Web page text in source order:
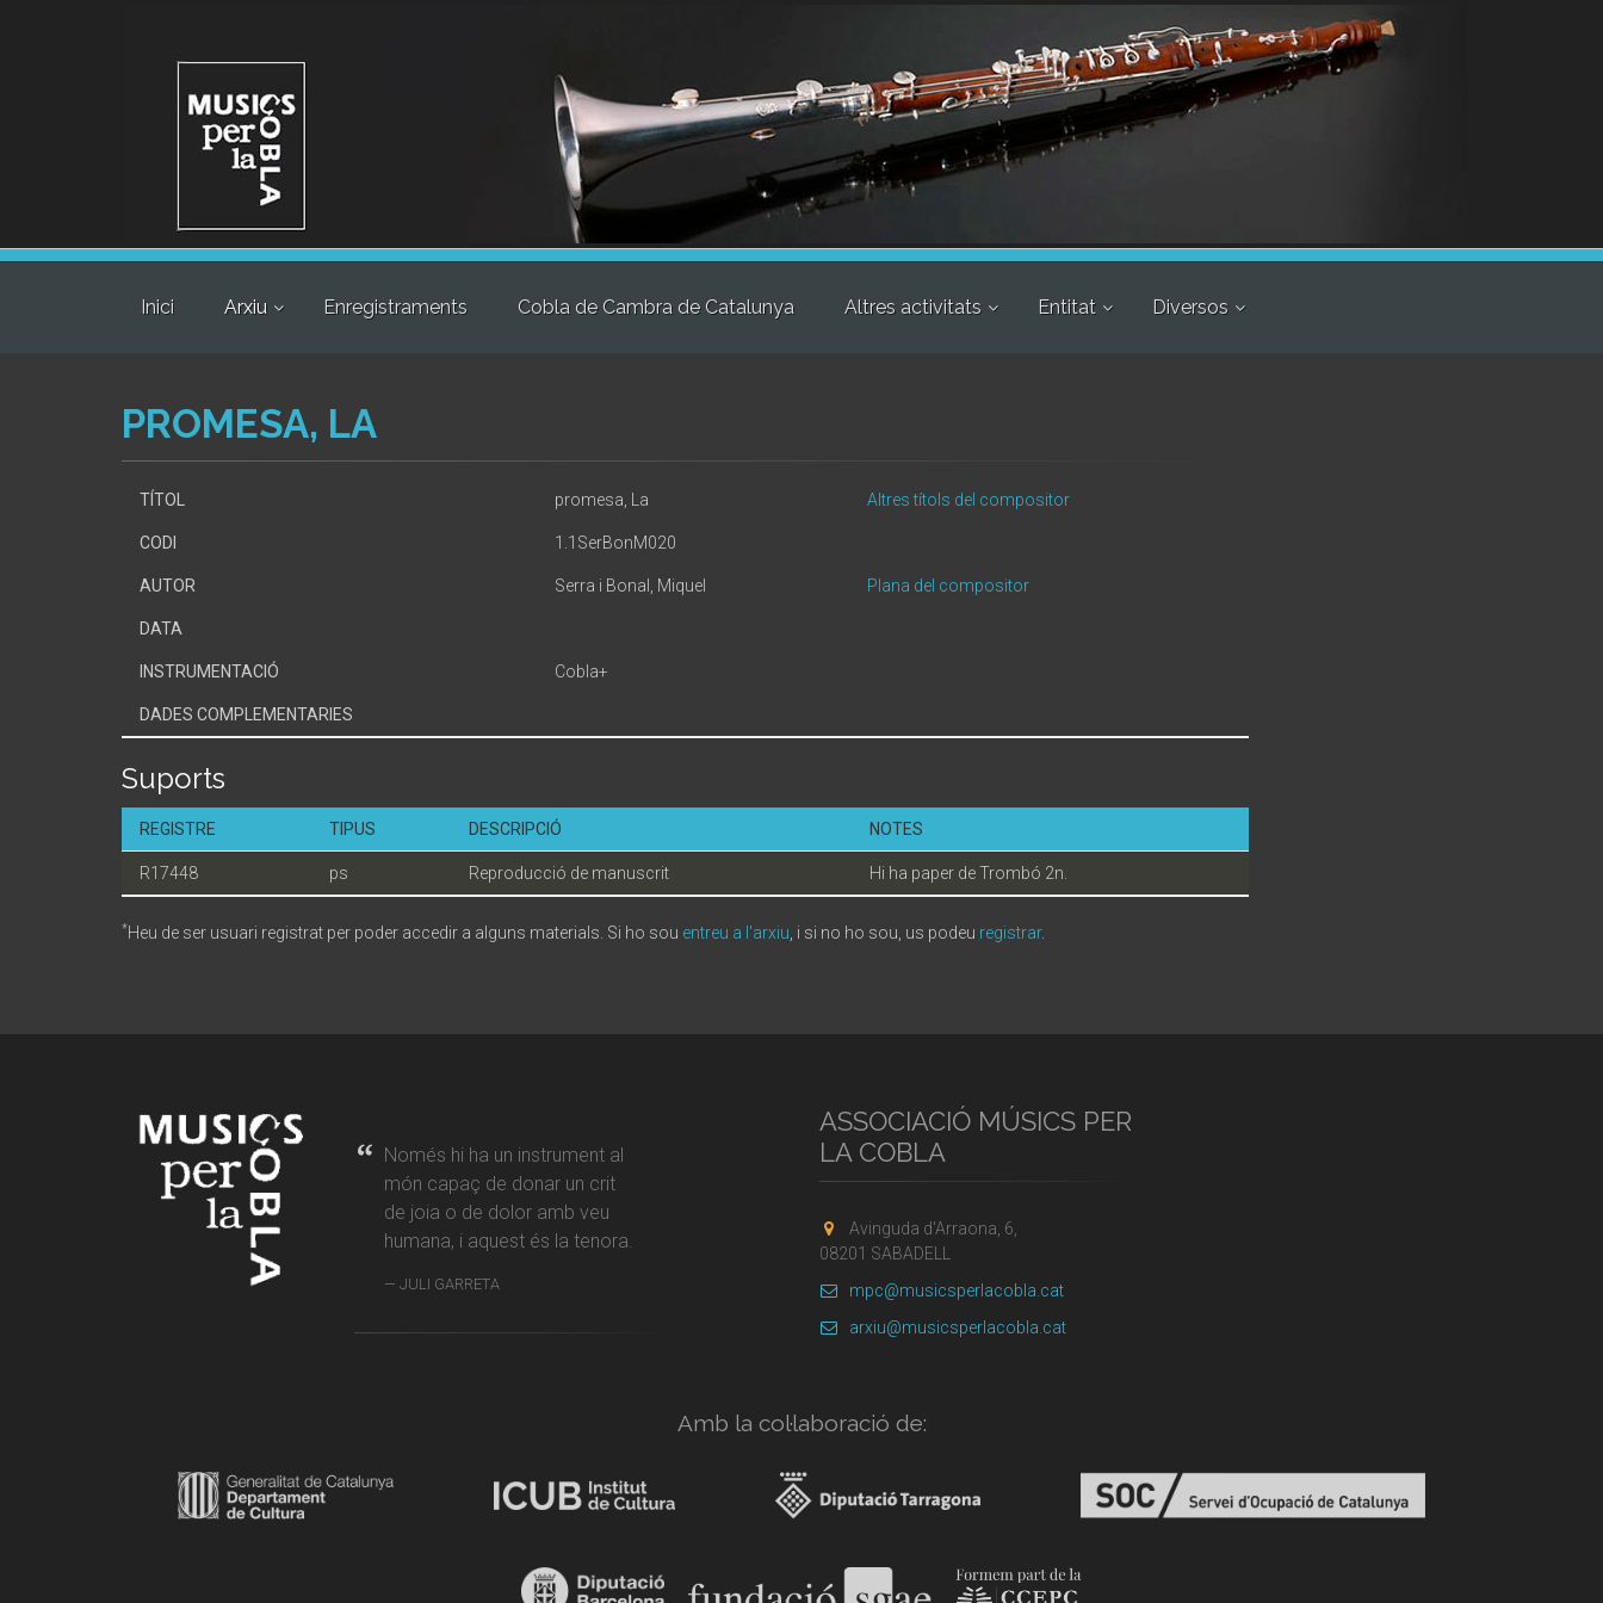
Inici Arxiu Enregistraments Cobla de Cambra de Catalunya Altres activitats Entitat Diversos
PROMESA, LA
TÍTOL promesa, La Altres títols del compositor
CODI 1.1SerBonM020
AUTOR Serra i Bonal, Miquel Plana del compositor
DATA
INSTRUMENTACIÓ Cobla+
DADES COMPLEMENTARIES
Suports
REGISTRE TIPUS DESCRIPCIÓ NOTES
R17448 ps Reproducció de manuscrit Hi ha paper de Trombó 2n.
*Heu de ser usuari registrat per poder accedir a alguns materials. Si ho sou entreu a l'arxiu , i si no ho sou, us podeu registrar.
Només hi ha un instrument al
món capaç de donar un crit
de joia o de dolor amb veu
humana, i aquest és la tenora.
JULI GARRETA
ASSOCIACIÓ MÚSICS PER
LA COBLA
Avinguda d'Arraona, 6,
08201 SABADELL
mpc@musicsperlacobla.cat
arxiu@musicsperlacobla.cat
Amb la col·laboració de: